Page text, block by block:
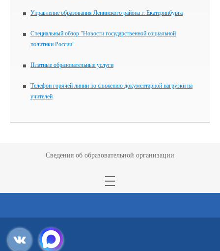
Управление образования Ленинского района г. Екатеринбурга
Специальный обзор "Новости государственной социальной
политики России"
Платные образовательные услуги
Телефон горячей линии по снижению документарной нагрузки на
учителей
Сведения об образовательной организации